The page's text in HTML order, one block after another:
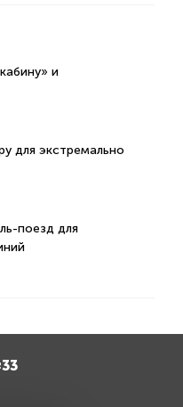
и
для экстремально
поезд для